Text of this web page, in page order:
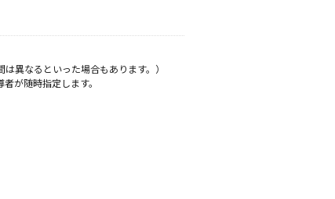
異なるといった場合もあります。）
が随時指定します。